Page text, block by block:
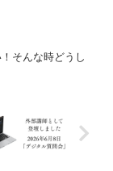
そんな時どうし